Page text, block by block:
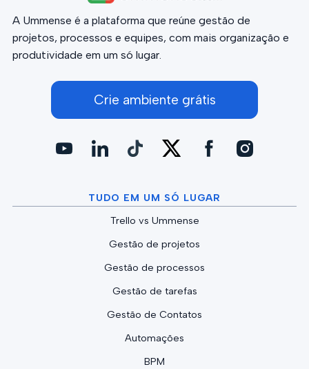
A Ummense é a plataforma que reúne gestão de
projetos, processos e equipes, com mais organização e
produtividade em um só lugar.
Crie ambiente grátis
TUDO EM UM SÓ LUGAR
Trello vs Ummense
Gestão de projetos
Gestão de processos
Gestão de tarefas
Gestão de Contatos
Automações
BPM